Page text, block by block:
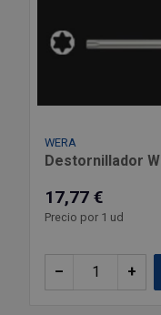
WERA
Destornillador
17,77 €
Precio por 1 ud
+
–